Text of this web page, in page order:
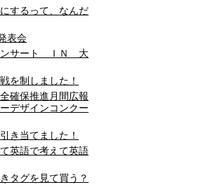
するって、なんだ
表会
ンサート ＩＮ 大
を制しました！
確保推進月間広報
デザインコンクー
き当てました！
英語で考えて英語
タグを見て買う？